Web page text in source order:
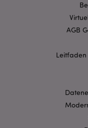
AGB
Streng-
Kernfunktionen
Ohne
Website nicht